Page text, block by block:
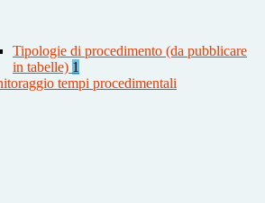
Tipologie di procedimento (da pubblicare
in tabelle) 1
tempi procedimentali